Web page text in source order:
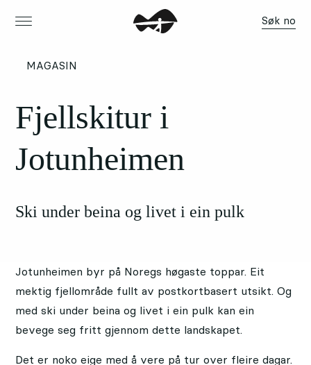
Søk no
MAGASIN
Fjellskitur i
Jotunheimen
Ski under beina og livet i ein pulk
Jotunheimen byr på Noregs høgaste toppar. Eit
mektig fjellområde fullt av postkortbasert utsikt. Og
med ski under beina og livet i ein pulk kan ein
bevege seg fritt gjennom dette landskapet.
Det er noko eige med å vere på tur over fleire dagar.